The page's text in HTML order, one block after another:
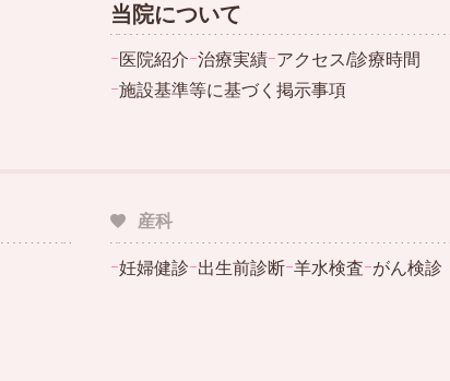
当院について
ｰ医院紹介ｰ治療実績ｰアクセス/診療時間
ｰ施設基準等に基づく掲示事項
産科
ｰ妊婦健診ｰ出生前診断ｰ羊水検査ｰがん検診